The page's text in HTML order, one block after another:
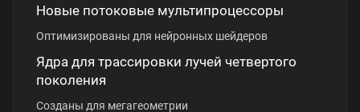
Новые потоковые мультипроцессоры
Оптимизированы для нейронных шейдеров
Ядра для трассировки лучей четвертого
поколения
Созданы для мегагеометрии